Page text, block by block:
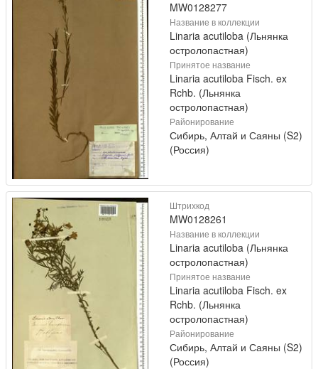
MW0128277
Название в коллекции
Linaria acutiloba (Льнянка
остролопастная)
Принятое название
Linaria acutiloba Fisch. ex
Rchb. (Льнянка
остролопастная)
Районирование
Сибирь, Алтай и Саяны (S2)
(Россия)
Штрихкод
MW0128261
Название в коллекции
Linaria acutiloba (Льнянка
остролопастная)
Принятое название
Linaria acutiloba Fisch. ex
Rchb. (Льнянка
остролопастная)
Районирование
Сибирь, Алтай и Саяны (S2)
(Россия)